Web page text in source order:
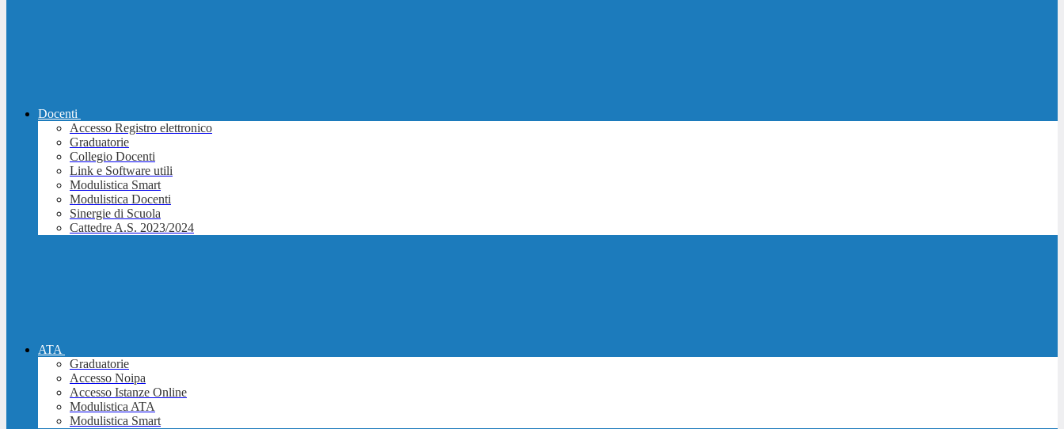
Docenti
Accesso Registro elettronico
Graduatorie
Collegio Docenti
Link e Software utili
Modulistica Smart
Modulistica Docenti
Sinergie di Scuola
Cattedre A.S. 2023/2024
ATA
Graduatorie
Accesso Noipa
Accesso Istanze Online
Modulistica ATA
Modulistica Smart